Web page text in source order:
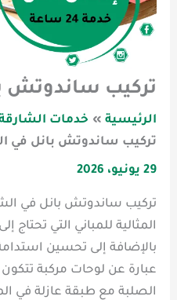
تركيب ساندوتش
الرئيسية
خدمات
تركيب ساندوتش بانل في
29 يونيو، 2026
تركيب ساندوتش بانل في
المثالية للمباني التي
بالإضافة إلى تحسين
عبارة عن لوحات مركبة
الصلبة مع طبقة عازلة في